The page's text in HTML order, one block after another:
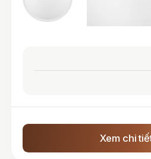
Xem chi